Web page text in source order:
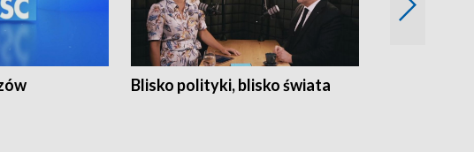
Blisko polityki, blisko świata